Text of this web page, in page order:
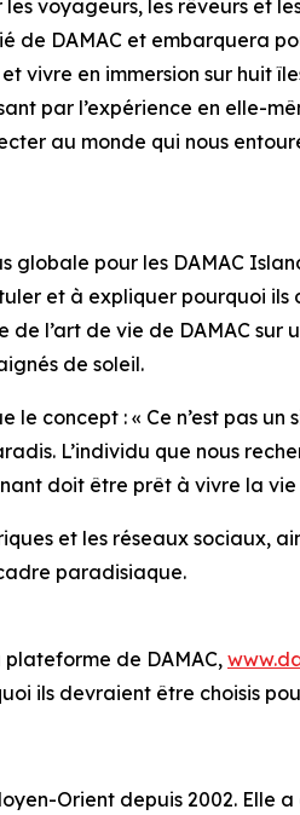
voyageurs, les rêveurs et
de DAMAC et embarquera
en immersion sur huit
par l’expérience en elle-
au monde qui nous
pour les DAMAC
et à expliquer pourquoi
l’art de vie de DAMAC
de soleil.
le concept : « Ce n’est pas
L’individu que nous
doit être prêt à vivre la
et les réseaux sociaux,
paradisiaque.
de DAMAC,
ils devraient être choisis
Orient depuis 2002. Elle